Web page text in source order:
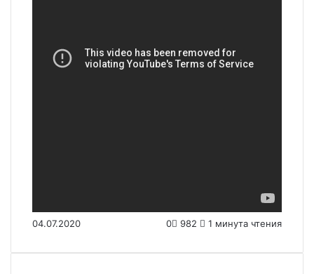
04.07.2020 0 982 1 минута чтения